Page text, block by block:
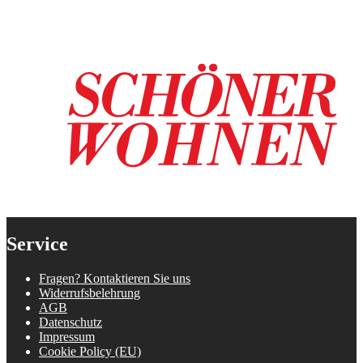
Service
Fragen? Kontaktieren Sie uns
Widerrufsbelehrung
AGB
Datenschutz
Impressum
Cookie Policy (EU)